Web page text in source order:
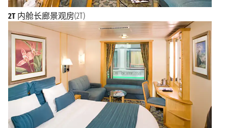
2T 内舱长廊景观房(2T)